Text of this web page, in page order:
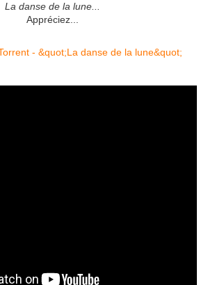
La danse de la lune...
Appréciez...